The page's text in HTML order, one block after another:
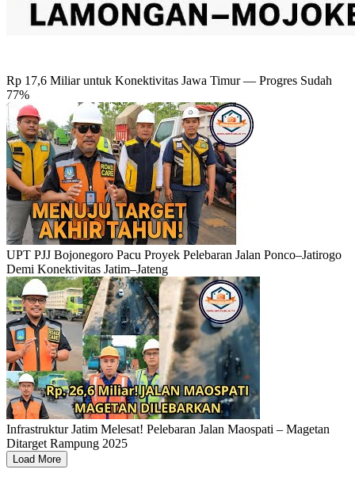
Rp 17,6 Miliar untuk Konektivitas Jawa Timur — Progres Sudah
77%
UPT PJJ Bojonegoro Pacu Proyek Pelebaran Jalan Ponco–Jatirogo
Demi Konektivitas Jatim–Jateng
Infrastruktur Jatim Melesat! Pelebaran Jalan Maospati – Magetan
Ditarget Rampung 2025
Load More